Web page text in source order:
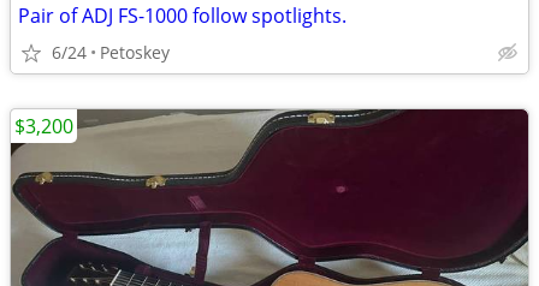
Pair of ADJ FS-1000 follow spotlights.
6/24 Petoskey
$3,200